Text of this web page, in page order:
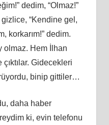
dedim, “Olmaz!”
“Kendine gel,
korkarım!” dedim.
olmaz. Hem İlhan
Gidecekleri
binip gittiler…
daha haber
ki, evin telefonu